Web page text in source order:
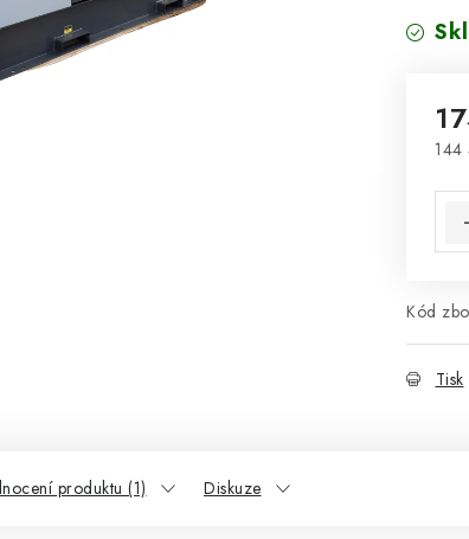
144
Kód
Tisk
produktu (1) Diskuze